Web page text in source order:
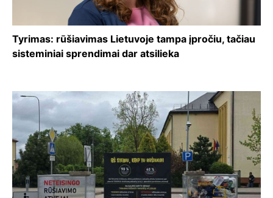
Tyrimas: rūšiavimas Lietuvoje tampa įpročiu, tačiau
sisteminiai sprendimai dar atsilieka